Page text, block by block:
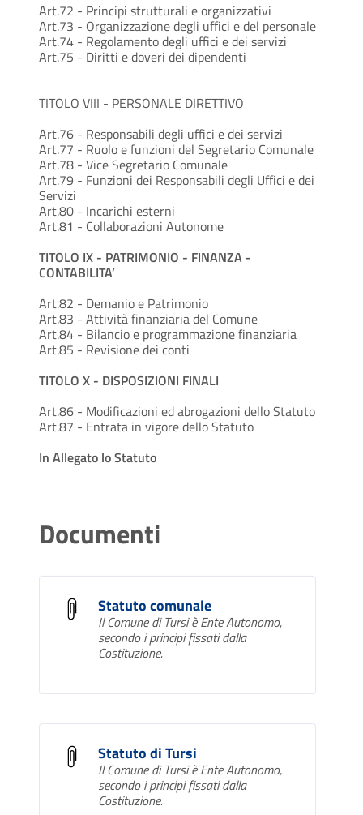
Art.72 - Principi strutturali e organizzativi
Art.73 - Organizzazione degli uffici e del personale
Art.74 - Regolamento degli uffici e dei servizi
Art.75 - Diritti e doveri dei dipendenti
TITOLO VIII - PERSONALE DIRETTIVO
Art.76 - Responsabili degli uffici e dei servizi
Art.77 - Ruolo e funzioni del Segretario Comunale
Art.78 - Vice Segretario Comunale
Art.79 - Funzioni dei Responsabili degli Uffici e dei
Servizi
Art.80 - Incarichi esterni
Art.81 - Collaborazioni Autonome
TITOLO IX - PATRIMONIO - FINANZA -
CONTABILITA’
Art.82 - Demanio e Patrimonio
Art.83 - Attività finanziaria del Comune
Art.84 - Bilancio e programmazione finanziaria
Art.85 - Revisione dei conti
TITOLO X - DISPOSIZIONI FINALI
Art.86 - Modificazioni ed abrogazioni dello Statuto
Art.87 - Entrata in vigore dello Statuto
In Allegato lo Statuto
Documenti
Statuto comunale
Il Comune di Tursi è Ente Autonomo,
secondo i principi fissati dalla
Costituzione.
Statuto di Tursi
Il Comune di Tursi è Ente Autonomo,
secondo i principi fissati dalla
Costituzione.